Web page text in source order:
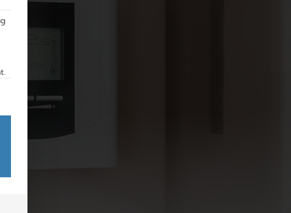
werden kann. Die erste Service-Gruppe ist